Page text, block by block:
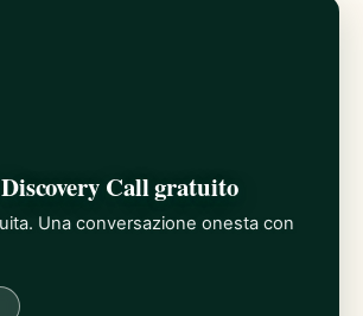
Call gratuito
Una conversazione onesta con